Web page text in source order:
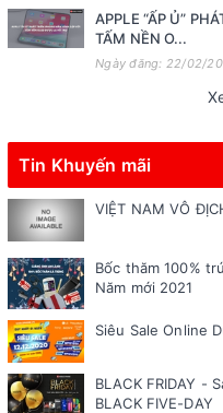
APPLE “ẤP Ủ”
TẤM NỀN O...
Ngày đăng: 22/02/
Tin Khuyến mãi
VIỆT NAM VÔ
Bốc thăm 100%
Năm mới 2021
Siêu Sale Online
BLACK FRIDAY -
BLACK FIVE-DAY